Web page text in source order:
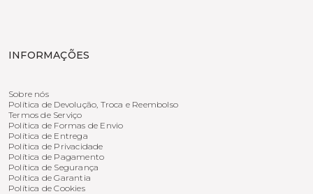
INFORMAÇÕES
Sobre nós
Política de Devolução, Troca e Reembolso
Termos de Serviço
Política de Formas de Envio
Política de Entrega
Política de Privacidade
Política de Pagamento
Política de Segurança
Política de Garantia
Política de Cookies